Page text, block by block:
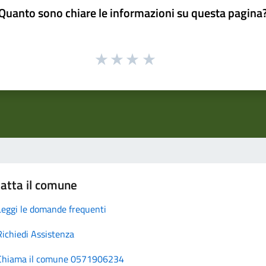
sono chiare le informazioni su questa
il comune
le domande frequenti
Assistenza
il comune 0571906234